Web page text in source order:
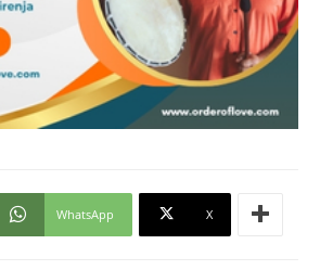
WhatsApp X